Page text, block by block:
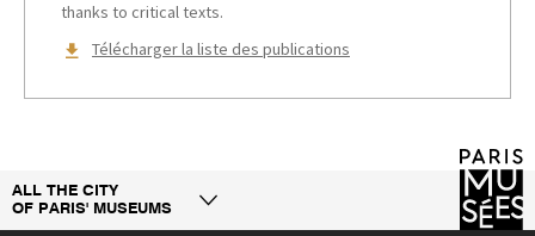
thanks to critical texts.
Télécharger la liste des publications
ALL THE CITY
OF PARIS' MUSEUMS